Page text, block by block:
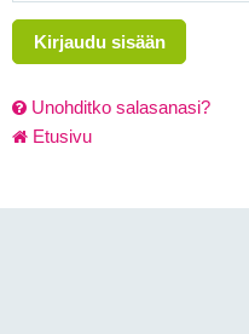
Kirjaudu sisään
Unohditko salasanasi?
Etusivu